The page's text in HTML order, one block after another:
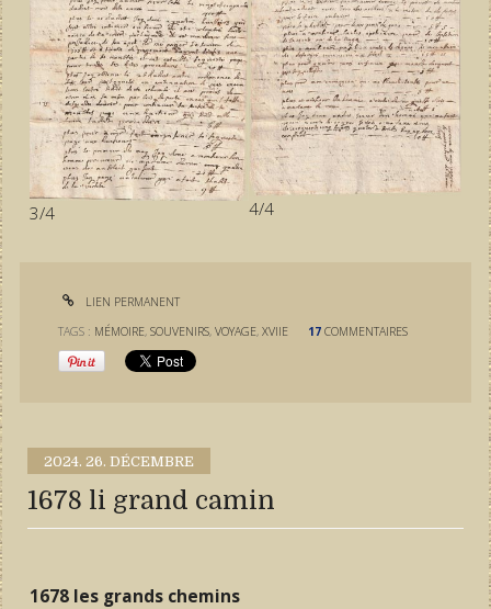
3/4 4/4
LIEN PERMANENT
TAGS : MÉMOIRE,SOUVENIRS,VOYAGE,XVIIE 17 COMMENTAIRES
2024. 26. DÉCEMBRE
1678 li grand camin
1678 les grands chemins